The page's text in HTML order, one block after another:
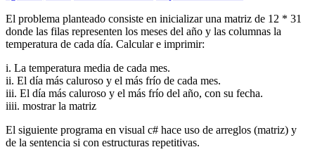
El problema planteado consiste en inicializar una matriz de 12 * 31
donde las filas representen los meses del año y las columnas la
temperatura de cada día. Calcular e imprimir:
i. La temperatura media de cada mes.
ii. El día más caluroso y el más frío de cada mes.
iii. El día más caluroso y el más frío del año, con su fecha.
iiii. mostrar la matriz
El siguiente programa en visual c# hace uso de arreglos (matriz) y
de la sentencia si con estructuras repetitivas.